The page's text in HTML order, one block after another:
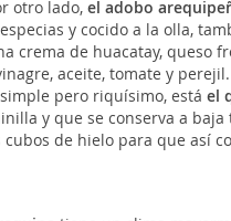
otro lado, el adobo
y cocido a la olla,
crema de huacatay, queso
aceite, tomate y
pero riquísimo, está el
y que se conserva a
de hielo para que así